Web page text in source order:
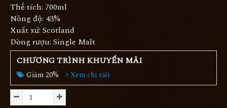
Thể tích: 700ml
Nồng độ: 43%
Xuất xứ: Scotland
Dòng rượu: Single Malt
CHƯƠNG TRÌNH KHUYẾN MÃI
Giảm 20% Xem chi tiết